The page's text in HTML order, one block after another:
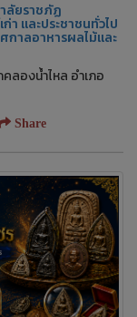
ลัยราชภัฏ
และประชาชนทั่วไป
กาลอาหารผลไม้และ
ลองน้ำไหล อำเภอ
Share